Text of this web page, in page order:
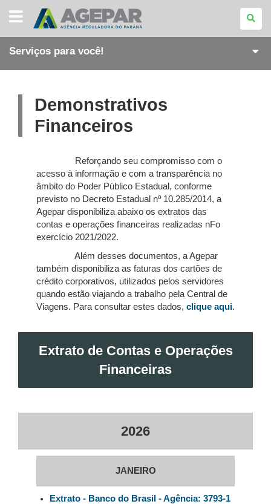
AGÊNCIA
REGULADORA
DO
PARANÁ
Serviços para você!
Demonstrativos
Financeiros
Reforçando seu compromisso com o
acesso à informação e com a transparência no
âmbito do Poder Público Estadual, conforme
previsto no Decreto Estadual nº 10.285/2014, a
Agepar disponibiliza abaixo os extratos das
contas e operações financeiras realizadas nFo
exercício 2021/2022.
Além desses documentos, a Agepar
também disponibiliza as faturas dos cartões de
crédito corporativos, utilizados pelos servidores
quando estão viajando a trabalho pela Central de
Viagens. Para consultar estes dados, clique aqui.
Extrato de Contas e Operações
Financeiras
2026
JANEIRO
Extrato - Banco do Brasil - Agência: 3793-1